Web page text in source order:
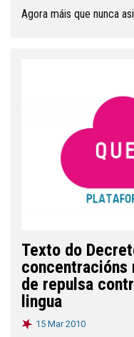
Agora máis que nunca
Texto do
concentracións
de repulsa
lingua
15 Mar 2010